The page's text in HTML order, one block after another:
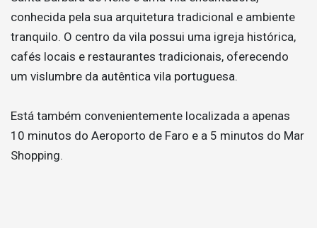
conhecida pela sua arquitetura tradicional e ambiente
tranquilo. O centro da vila possui uma igreja histórica,
cafés locais e restaurantes tradicionais, oferecendo
um vislumbre da autêntica vila portuguesa.
Está também convenientemente localizada a apenas
10 minutos do Aeroporto de Faro e a 5 minutos do Mar
Shopping.